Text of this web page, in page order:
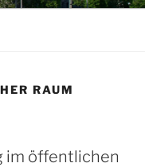
RAUM
im öffentlichen